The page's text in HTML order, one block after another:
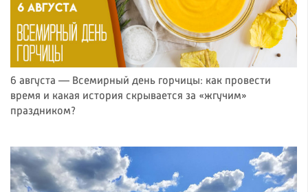
6 августа — Всемирный день горчицы: как провести
время и какая история скрывается за «жгучим»
праздником?